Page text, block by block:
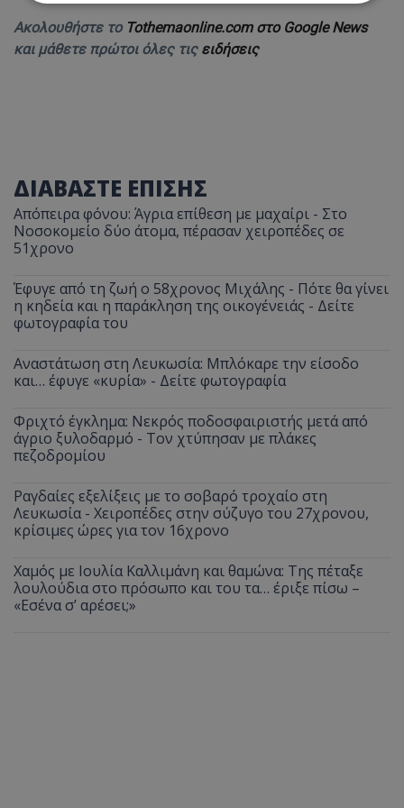
Ακολουθήστε το Tothemaonline.com στο Google News
και μάθετε πρώτοι όλες τις ειδήσεις
ΔΙΑΒΑΣΤΕ ΕΠΙΣΗΣ
Απόπειρα φόνου: Άγρια επίθεση με μαχαίρι - Στο
Νοσοκομείο δύο άτομα, πέρασαν χειροπέδες σε
51χρονο
Έφυγε από τη ζωή ο 58χρονος Μιχάλης - Πότε θα γίνει
η κηδεία και η παράκληση της οικογένειάς - Δείτε
φωτογραφία του
Αναστάτωση στη Λευκωσία: Μπλόκαρε την είσοδο
και… έφυγε «κυρία» - Δείτε φωτογραφία
Φριχτό έγκλημα: Νεκρός ποδοσφαιριστής μετά από
άγριο ξυλοδαρμό - Τον χτύπησαν με πλάκες
πεζοδρομίου
Ραγδαίες εξελίξεις με το σοβαρό τροχαίο στη
Λευκωσία - Χειροπέδες στην σύζυγο του 27χρονου,
κρίσιμες ώρες για τον 16χρονο
Χαμός με Ιουλία Καλλιμάνη και θαμώνα: Της πέταξε
λουλούδια στο πρόσωπο και του τα… έριξε πίσω –
«Εσένα σ’ αρέσει;»
Απολύτως απαραίτητα
χωρίς τα απολύτως απαραίτητα cookies.
Ονοματεπώνυμο
Προμηθευτής
Πεδίο
usprivacy
.lifenewscy.tothemaonline.com
ASP.NET_SessionId
Microsoft Corporation